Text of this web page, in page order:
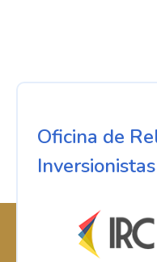
Oficina de
Inversionistas